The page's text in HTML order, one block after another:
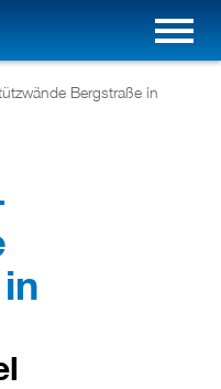
Bergstraße in